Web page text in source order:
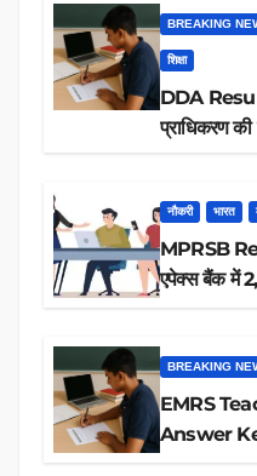
BREAKING
शिक्षा
DDA
प्राधिकरण
नौकरी भारत
MPRSB
एपेक्स बैंक में
BREAKING
EMRS
Answer